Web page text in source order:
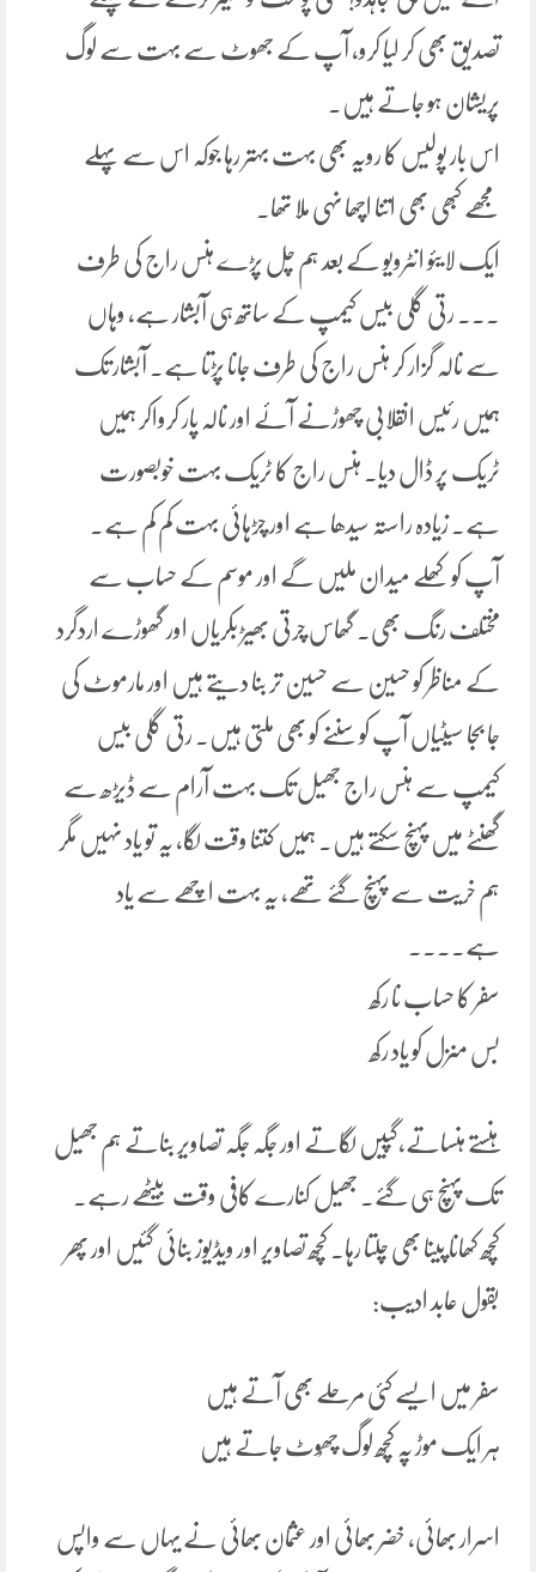
تصدیق بھی کر لیا کرو، آپ کے جھوٹ سے بہت سے لوگ
پریشان ہو جاتے ہیں۔
اس بار پولیس کا رویہ بھی بہت بہتر رہا جوکہ اس سے پہلے
مجھے کبھی بھی اتنا اچھا نہی ملا تھا۔
ایک لایئو انٹرویو کے بعد ہم چل پڑے ہنس راج کی طرف
۔۔۔ رتی گلی بیس کیمپ کے ساتھ ہی آبشار ہے، وہاں
سے نالہ گزار کر ہنس راج کی طرف جانا پڑتا ہے۔ آبشار تک
ہمیں رئیس انقلابی چھوڑنے آئے اور نالہ پار کرواکر ہمیں
ٹریک پر ڈال دیا۔ ہنس راج کا ٹریک بہت خوبصورت
ہے۔ زیادہ راستہ سیدھا ہے اور چڑہائی بہت کم کم ہے۔
آپ کو کھلے میدان ملیں گے اور موسم کے حساب سے
مختلف رنگ بھی. گھاس چرتی بھیڑ بکریاں اور گھوڑے اردگرد
کے مناظر کو حسین سے حسین تر بنا دیتے ہیں اور مارموٹ کی
جا بجا سیٹیاں آپ کو سننے کو بھی ملتی ہیں. رتی گلی بیس
کیمپ سے ہنس راج جھیل تک بہت آرام سے ڈیڑھ سے
گھنٹے میں پہنچ سکتے ہیں۔ ہمیں کتنا وقت لگا، یہ تو یاد نہیں مگر
ہم خریت سے پہنچ گئے تھے، یہ بہت اچھے سے یاد
ہے۔۔۔۔
سفر کا حساب نا رکھ
بس منزل کو یاد رکھ
ہنستے ہنساتے،گپیں لگاتے اور جگہ جگہ تصاویر بناتے ہم جھیل
تک پہنچ ہی گئے۔ جھیل کنارے کافی وقت بیٹھے رہے۔
کچھ کھانا پینا بھی چلتا رہا۔ کچھ تصاویر اور ویڈیوز بنائی گئیں اور پھر
بقول عابد ادیب:
سفر میں ایسے کئی مرحلے بھی آتے ہیں
ہر ایک موڑ پہ کچھ لوگ چھُوٹ جاتے ہیں
اسرار بھائی، خضر بھائی اور عثمان بھائی نے یہاں سے واپس